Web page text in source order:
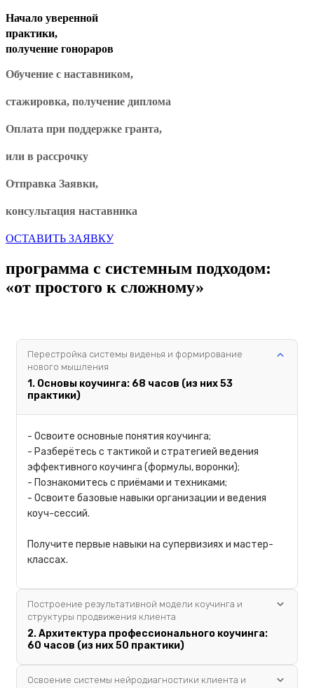
Начало уверенной
практики,
получение гонораров
Обучение с наставником,
стажировка, получение диплома
Оплата при поддержке гранта,
или в рассрочку
Отправка Заявки,
консультация наставника
ОСТАВИТЬ ЗАЯВКУ
программа с системным подходом:
«от простого к сложному»
Перестройка системы виденья и формирование
нового мышления
1. Основы коучинга: 68 часов (из них 53
практики)
- Освоите основные понятия коучинга;
- Разберётесь с тактикой и стратегией ведения
эффективного коучинга (формулы, воронки);
- Познакомитесь с приёмами и техниками;
- Освоите базовые навыки организации и ведения
коуч-сессий.
Получите первые навыки на супервизиях и мастер-
классах.
Построение результативной модели коучинга и
структуры продвижения клиента
2. Архитектура профессионального коучинга:
60 часов (из них 50 практики)
- Освоите методики динамичного продвижения
Освоение системы нейродиагностики клиента и